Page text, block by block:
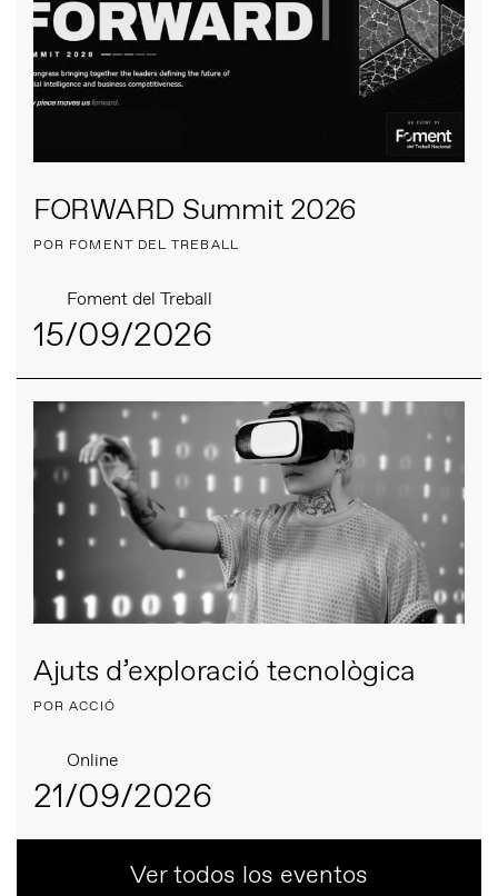
FORWARD Summit 2026
POR FOMENT DEL TREBALL
Foment del Treball
15/09/2026
Ajuts d’exploració tecnològica
POR ACCIÓ
Online
21/09/2026
Ver todos los eventos